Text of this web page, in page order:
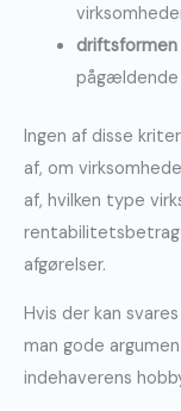
Ingen af disse
af, om
af, hvilken type
afgørelser.
Hvis der kan
man gode
indehaverens